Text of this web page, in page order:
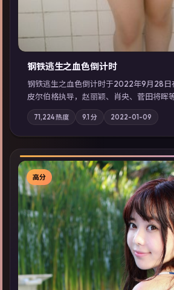
钢铁逃生之血色倒计时
钢铁逃生之血色倒计时于2022年9月28日
皮尔伯格执导，赵丽颖、肖央、菅田将晖
叙事主轴，失踪人口档案牵出跨国灰色产
地域气质；站内亦可通过「国产免费观看
展检索同类型高分佳作，畅享高清在线追
71,224热度 9.1 分 2022-01-09
▶
高分